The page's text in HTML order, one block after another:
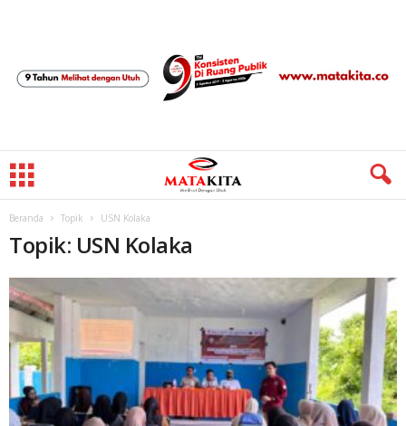
Beranda Topik USN Kolaka
Topik: USN Kolaka